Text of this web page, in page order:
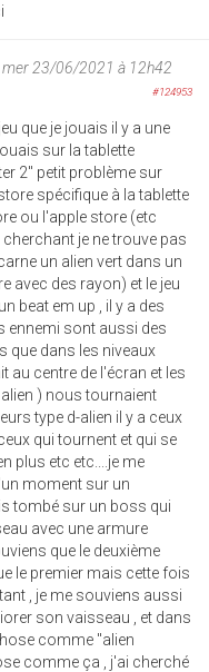
mer 23/06/2021 à 12h42
#124953
que je jouais il y a une
sur la tablette
2" petit problème sur
spécifique à la tablette
ou l'apple store (etc
je ne trouve pas
un alien vert dans un
avec des rayon) et le jeu
beat em up , il y a des
ennemi sont aussi des
que dans les niveaux
au centre de l'écran et les
) nous tournaient
type d-alien il y a ceux
qui tournent et qui se
plus etc etc....je me
moment sur un
tombé sur un boss qui
avec une armure
que le deuxième
le premier mais cette fois
, je me souviens aussi
son vaisseau , et dans
comme "alien
comme ça , j'ai cherché